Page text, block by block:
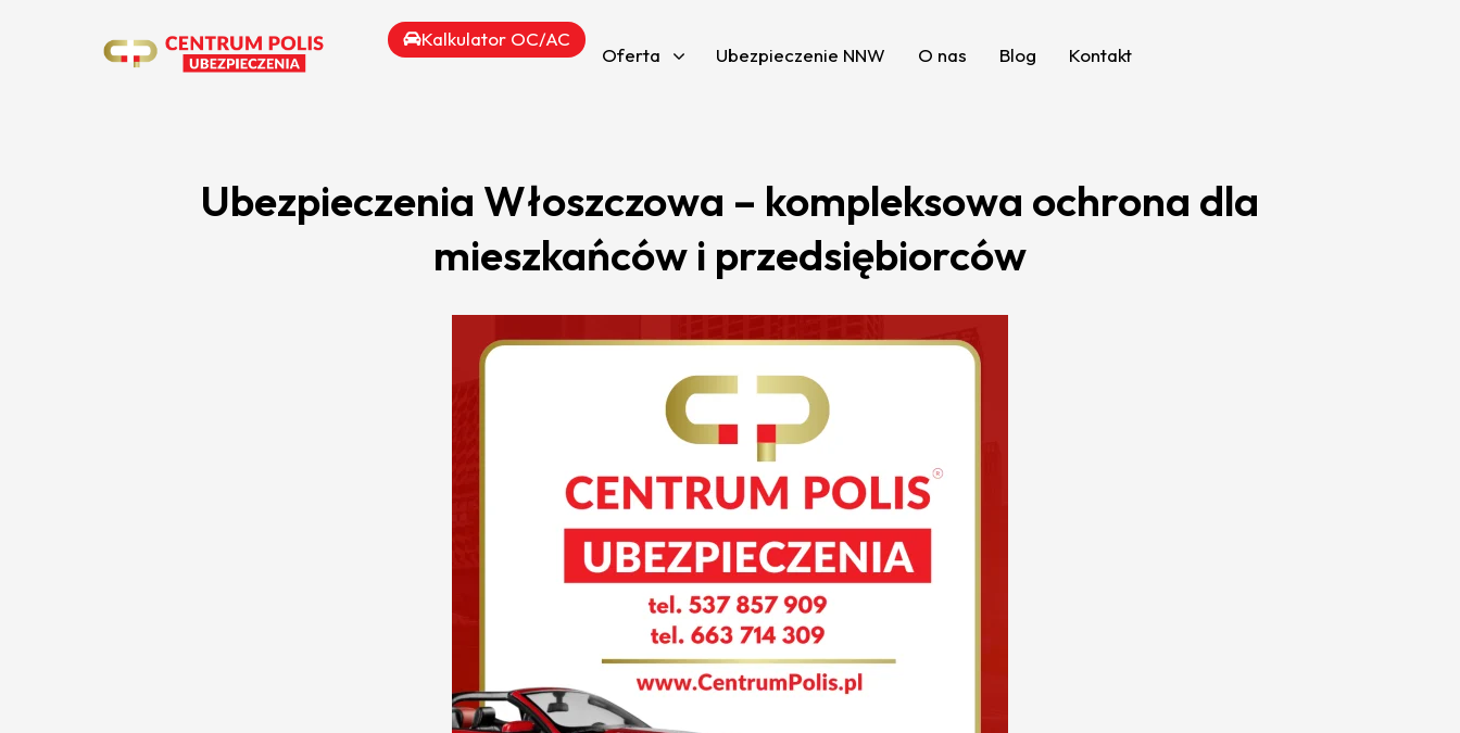
Kalkulator OC/AC
Oferta Ubezpieczenie NNW O nas Blog Kontakt
Ubezpieczenia Włoszczowa – kompleksowa ochrona dla
mieszkańców i przedsiębiorców